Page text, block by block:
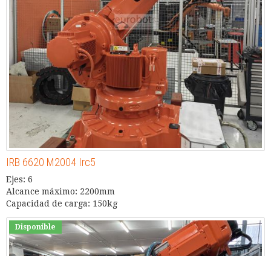
IRB 6620 M2004 Irc5
Ejes: 6
Alcance máximo: 2200mm
Capacidad de carga: 150kg
Disponible